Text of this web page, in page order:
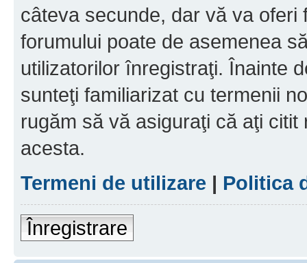
câteva secunde, dar vă va oferi
forumului poate de asemenea
utilizatorilor înregistraţi. Înainte
sunteţi familiarizat cu termenii
rugăm să vă asiguraţi că aţi
acesta.
Termeni de utilizare | Politica
Înregistrare